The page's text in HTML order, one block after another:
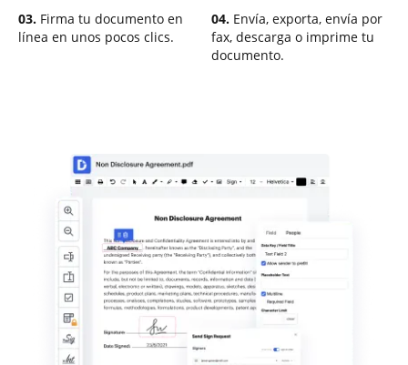
03. Firma tu documento en
línea en unos pocos clics.
04. Envía, exporta, envía por
fax, descarga o imprime tu
documento.